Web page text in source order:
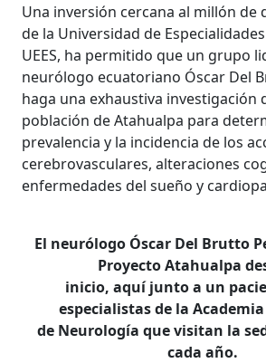
Una inversión cercana al millón de
de la Universidad de
UEES, ha permitido que un grupo
neurólogo ecuatoriano Óscar Del
haga una exhaustiva investigación
población de Atahualpa para
prevalencia y la incidencia de los
cerebrovasculares, alteraciones
enfermedades del sueño y
El neurólogo Óscar Del Brutto
Proyecto Atahualpa
inicio, aquí junto a un
especialistas de la
de Neurología que visitan la
cada año.